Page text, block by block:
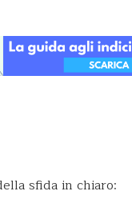
sfida in chiaro: